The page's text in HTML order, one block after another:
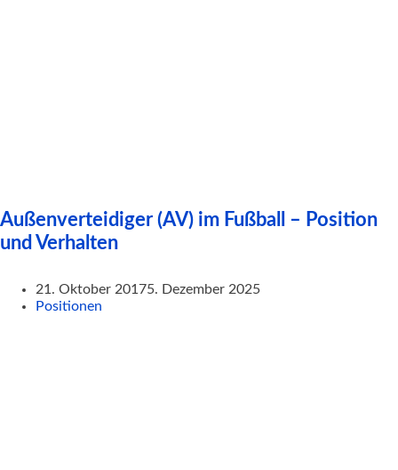
Außenverteidiger (AV) im Fußball – Position
und Verhalten
21. Oktober 20175. Dezember 2025
Positionen